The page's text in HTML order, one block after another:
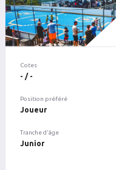
Cotes
- / -
Position préféré
Joueur
Tranche d'âge
Junior